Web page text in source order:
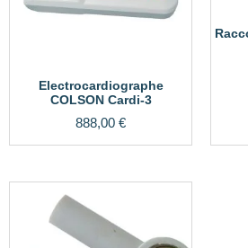
Electrocardiographe
COLSON Cardi-3
888,00 €